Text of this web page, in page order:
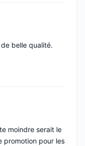
belle qualité.
moindre serait le
promotion pour les